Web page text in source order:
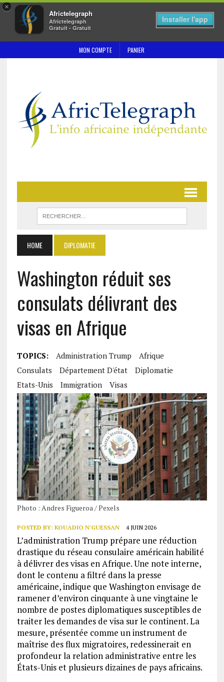
×
Africtelegraph
Africtelegraph
Gratuit - Gratuit
Installer l'app
MON COMPTE PANIER
HOME DIPLOMATIE
Washington réduit ses
consulats délivrant des
visas en Afrique
TOPICS: Administration Trump
Afrique
Consulats
Département D'état
Diplomatie
Etats-Unis
Immigration Visas
Photo : Andres Figueroa / Pexels
POSTED BY: KOUADIO N'GUESSAN 4 JUIN 2026
L’administration Trump prépare une réduction
drastique du réseau consulaire américain habilité
à délivrer des visas en Afrique. Une note interne,
dont le contenu a filtré dans la presse
américaine, indique que Washington envisage de
ramener d’environ cinquante à une vingtaine le
nombre de postes diplomatiques susceptibles de
traiter les demandes de visa sur le continent. La
mesure, présentée comme un instrument de
maîtrise des flux migratoires, redessinerait en
profondeur la relation administrative entre les
États-Unis et plusieurs dizaines de pays africains.